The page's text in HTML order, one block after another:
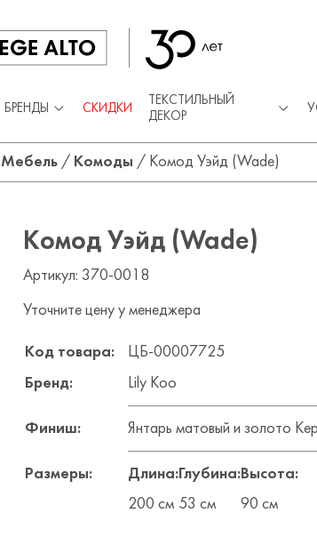
БРЕНДЫ СКИДКИ
ТЕКСТИЛЬНЫЙ
ДЕКОР
Мебель/ Комоды / Комод Уэйд (Wade)
Комод Уэйд (Wade)
Артикул: 370-0018
Уточните цену у менеджера
Код товара: ЦБ-00007725
Бренд: Lily Koo
Финиш: Янтарь матовый и золото
Размеры:
Длина:
200 см
Глубина:
53 см
Высота:
90 см